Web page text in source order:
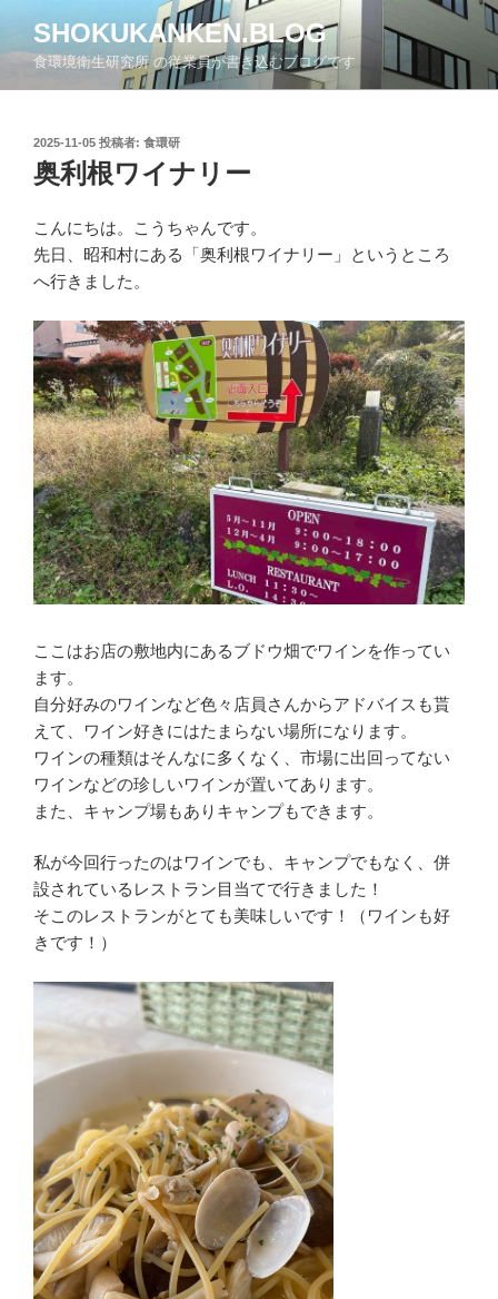
ン
SHOKUKANKEN.BLOG
食環境衛生研究所 の従業員が書き込むブログです
投
稿
日:
2025-11-05 投稿者: 食環研
奥利根ワイナリー
こんにちは。こうちゃんです。
先日、昭和村にある「奥利根ワイナリー」というところ
へ行きました。
ここはお店の敷地内にあるブドウ畑でワインを作ってい
ます。
自分好みのワインなど色々店員さんからアドバイスも貰
えて、ワイン好きにはたまらない場所になります。
ワインの種類はそんなに多くなく、市場に出回ってない
ワインなどの珍しいワインが置いてあります。
また、キャンプ場もありキャンプもできます。
私が今回行ったのはワインでも、キャンプでもなく、併
設されているレストラン目当てで行きました！
そこのレストランがとても美味しいです！（ワインも好
きです！）